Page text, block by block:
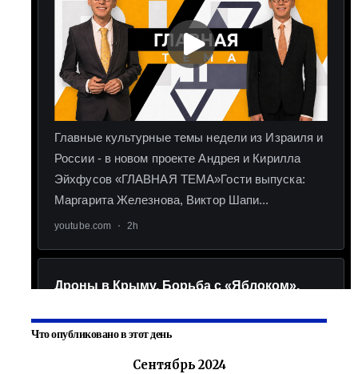
Что опубликовано в этот день
Сентябрь 2024